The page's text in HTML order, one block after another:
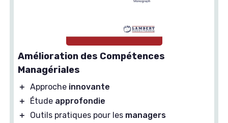
Amélioration des Compétences
Managériales
＋ Approche innovante
＋
Étude approfondie
＋
Outils pratiques pour les managers